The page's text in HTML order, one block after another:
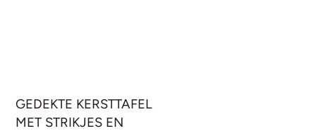
GEDEKTE KERSTTAFEL
MET STRIKJES EN